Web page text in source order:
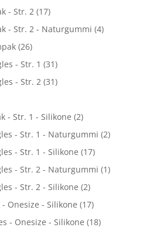
- Str. 2 (17)
- Str. 2 - Naturgummi (4)
(26)
- Str. 1 (31)
- Str. 2 (31)
- Str. 1 - Silikone (2)
- Str. 1 - Naturgummi (2)
- Str. 1 - Silikone (17)
- Str. 2 - Naturgummi (1)
- Str. 2 - Silikone (2)
- Onesize - Silikone (17)
- Onesize - Silikone (18)